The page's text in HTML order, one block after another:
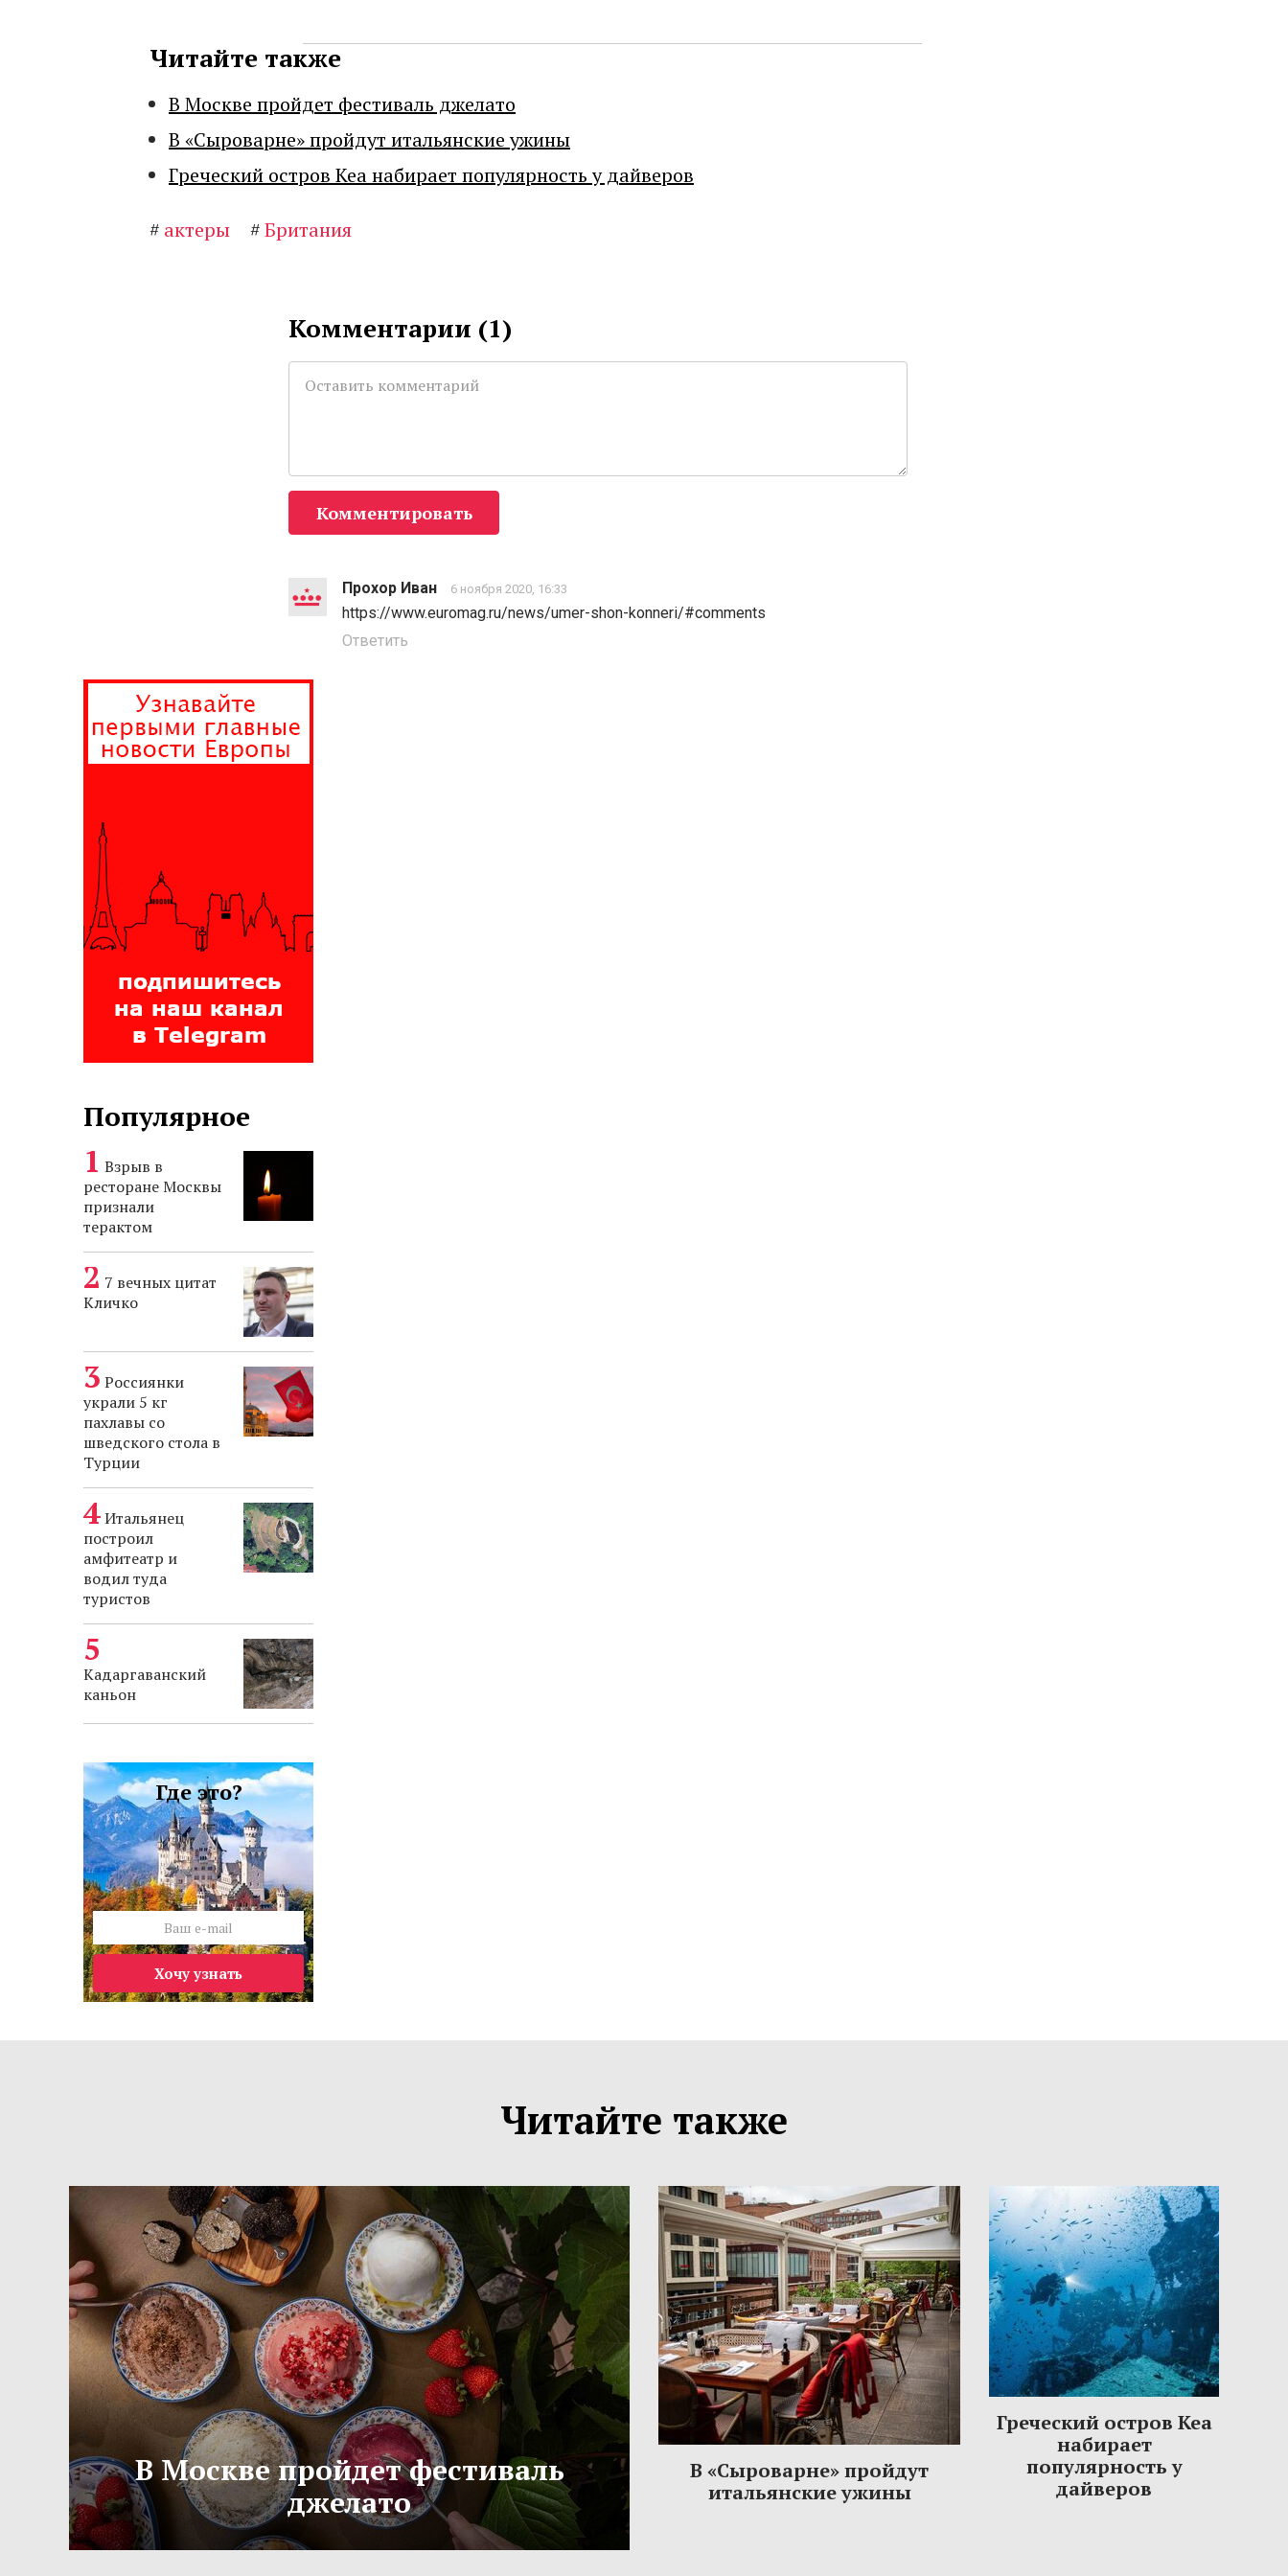
Читайте также
В Москве пройдет фестиваль джелато
В «Сыроварне» пройдут итальянские ужины
Греческий остров Кеа набирает популярность у дайверов
# актеры #Британия
Комментарии (1)
Комментировать
Прохор Иван 6 ноября 2020, 16:33
https://www.euromag.ru/news/umer-shon-konneri/#comments
Ответить
Популярное
Взрыв в
ресторане Москвы
признали
терактом
7 вечных цитат
Кличко
Россиянки
украли 5 кг
пахлавы со
шведского стола в
Турции
Итальянец
построил
амфитеатр и
водил туда
туристов
Кадаргаванский
каньон
Где это?
Хочу узнать
Читайте также
В Москве пройдет фестиваль
джелато
В «Сыроварне» пройдут
итальянские ужины
Греческий остров Кеа
набирает
популярность у
дайверов